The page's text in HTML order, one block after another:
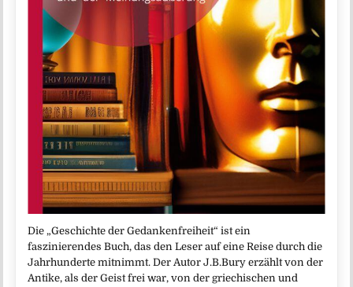
Die „Geschichte der Gedankenfreiheit“ ist ein
faszinierendes Buch, das den Leser auf eine Reise durch die
Jahrhunderte mitnimmt. Der Autor J.B.Bury erzählt von der
Antike, als der Geist frei war, von der griechischen und